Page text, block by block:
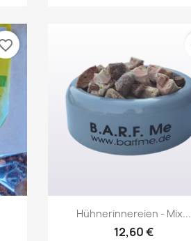
Vorschau
Hühnerinnereien - Mix...
12,60 €